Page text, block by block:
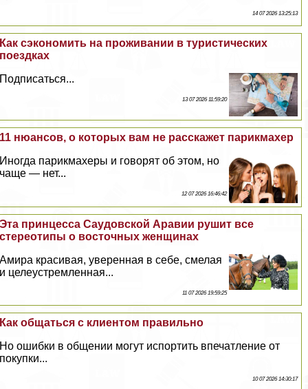
14 07 2026 13:25:13
Как сэкономить на проживании в туристических
поездках
Подписаться...
13 07 2026 11:59:20
11 нюансов, о которых вам не расскажет парикмахер
Иногда парикмахеры и говорят об этом, но
чаще — нет...
12 07 2026 16:46:42
Эта принцесса Саудовской Аравии рушит все
стереотипы о восточных женщинах
Амира красивая, уверенная в себе, смелая
и целеустремленная...
11 07 2026 19:59:25
Как общаться с клиентом правильно
Но ошибки в общении могут испортить впечатление от
покупки...
10 07 2026 14:30:17